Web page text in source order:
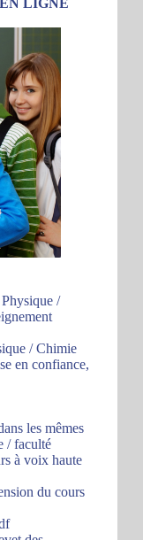
LIGNE
/
/ Chimie
en confiance,
les mêmes
/ faculté
à voix haute
du cours